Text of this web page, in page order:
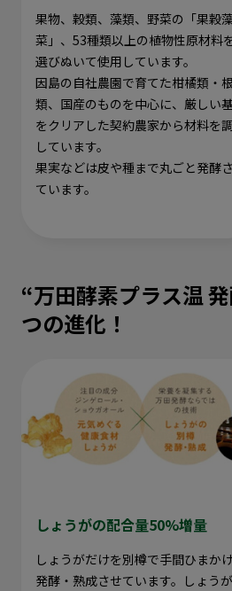
果物、穀類、藻類、野菜の「果穀
菜」、53種類以上の植物性原材料
選びぬいて使用しています。
因島の自社農園で育てた柑橘類・
類、国産のものを中心に、厳しい
をクリアした契約農家から材料を
しています。
果実などは皮や種まで丸ごと発酵
ています。
“万田酵素プラス温
つの進化！
しょうがの配合量50%増量
しょうがだけを別樽で手間ひまか
発酵・熟成させています。しょう